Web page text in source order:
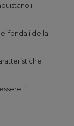
il
fondali della
i